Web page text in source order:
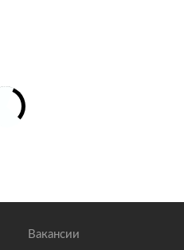
Вакансии